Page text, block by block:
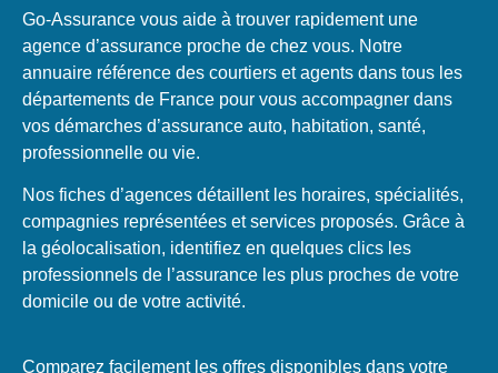
Go-Assurance vous aide à trouver rapidement une
agence d’assurance proche de chez vous. Notre
annuaire référence des courtiers et agents dans tous les
départements de France pour vous accompagner dans
vos démarches d’assurance auto, habitation, santé,
professionnelle ou vie.
Nos fiches d’agences détaillent les horaires, spécialités,
compagnies représentées et services proposés. Grâce à
la géolocalisation, identifiez en quelques clics les
professionnels de l’assurance les plus proches de votre
domicile ou de votre activité.
Comparez facilement les offres disponibles dans votre